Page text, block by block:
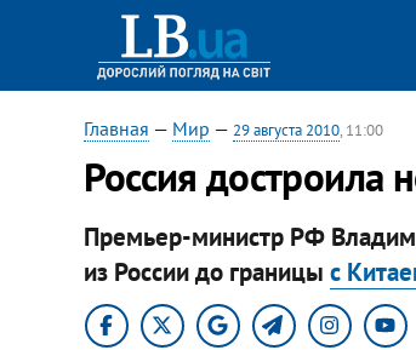
Главная — Мир — 29 августа 2010, 11:00
Россия достроила
Премьер-министр РФ
из России до границы с